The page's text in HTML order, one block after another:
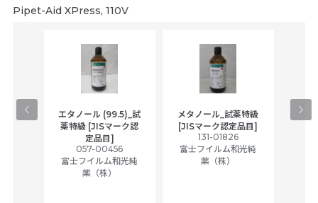
Pipet-Aid XPress, 110V
エタノール (99.5)_試
薬特級 [JISマーク認
定品目]
057-00456
富士フイルム和光純
薬（株）
メタノール_試薬特級
[JISマーク認定品目]
131-01826
富士フイルム和光純
薬（株）
ア